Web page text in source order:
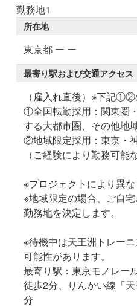
勤務地1
所在地
東京都 ー ー
最寄り駅および交通アクセス
（雇入れ直後）※下記
①全国転勤採用：関東圏
する大都市圏、その他地
②地域限定採用：東京・
（ご経験により勤務可能
※プロジェクトにより異な
※地域限定の場合、ご自
勤務地を決定します。
※待機中は天王洲トレー
可能性があります。
最寄り駅：東京モノレー
徒歩2分、りんかい線「
分